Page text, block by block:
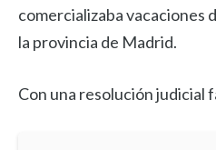
comercializaba vacaciones
la provincia de Madrid.
Con una resolución judicial